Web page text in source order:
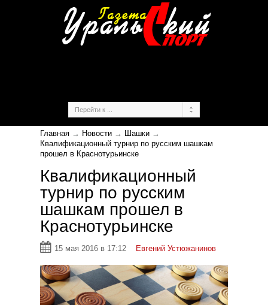
Главная → Новости → Шашки →
Квалификационный турнир по русским шашкам
прошел в Краснотурьинске
Квалификационный
турнир по русским
шашкам прошел в
Краснотурьинске
15 мая 2016 в 17:12 Евгений Устюжанинов